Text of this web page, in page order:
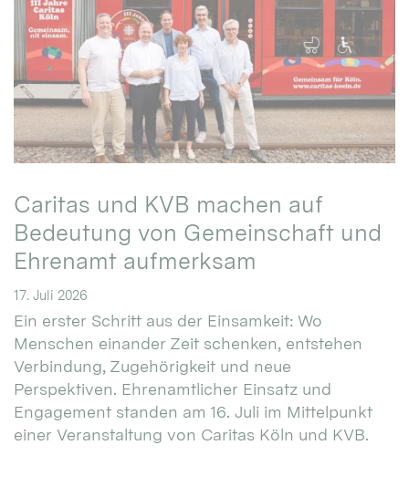
Caritas und KVB machen auf
Bedeutung von Gemeinschaft und
Ehrenamt aufmerksam
17. Juli 2026
Ein erster Schritt aus der Einsamkeit: Wo
Menschen einander Zeit schenken, entstehen
Verbindung, Zugehörigkeit und neue
Perspektiven. Ehrenamtlicher Einsatz und
Engagement standen am 16. Juli im Mittelpunkt
einer Veranstaltung von Caritas Köln und KVB.